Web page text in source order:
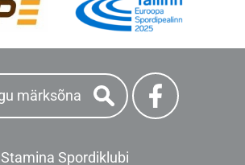
Stamina Spordiklubi